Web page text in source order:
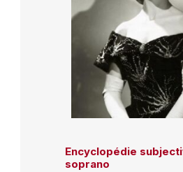
Encyclopédie
soprano